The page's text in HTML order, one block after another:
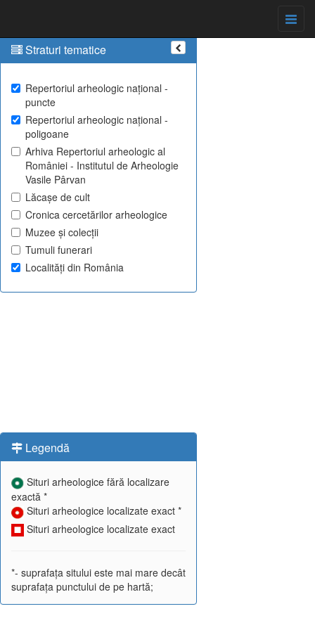
Straturi tematice
Repertoriul arheologic național -
puncte
Repertoriul arheologic național -
poligoane
Arhiva Repertoriul arheologic al
României - Institutul de Arheologie
Vasile Pârvan
Lăcașe de cult
Cronica cercetărilor arheologice
Muzee și colecții
Tumuli funerari
Localități din România
Legendă
Situri arheologice fără localizare
exactă *
Situri arheologice localizate exact *
Situri arheologice localizate exact
*- suprafața sitului este mai mare decât
suprafața punctului de pe hartă;